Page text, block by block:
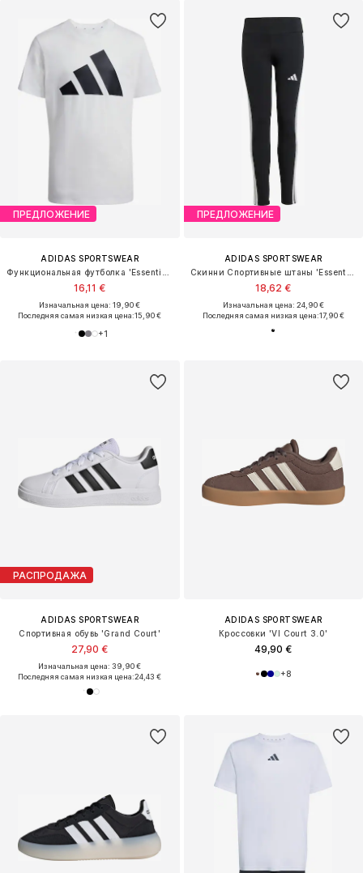
ПРЕДЛОЖЕНИЕ
ADIDAS SPORTSWEAR
16,11 €
Изначальная цена: 19,90 €
Последняя самая низкая цена:15,90 €
+1
ПРЕДЛОЖЕНИЕ
ADIDAS SPORTSWEAR
18,62 €
Изначальная цена: 24,90 €
Последняя самая низкая цена:17,90 €
РАСПРОДАЖА
ADIDAS SPORTSWEAR
Спортивная обувь 'Grand Court'
27,90 €
Изначальная цена: 39,90 €
Последняя самая низкая цена:24,43 €
ADIDAS SPORTSWEAR
Кроссовки 'VI Court 3.0'
49,90 €
+8